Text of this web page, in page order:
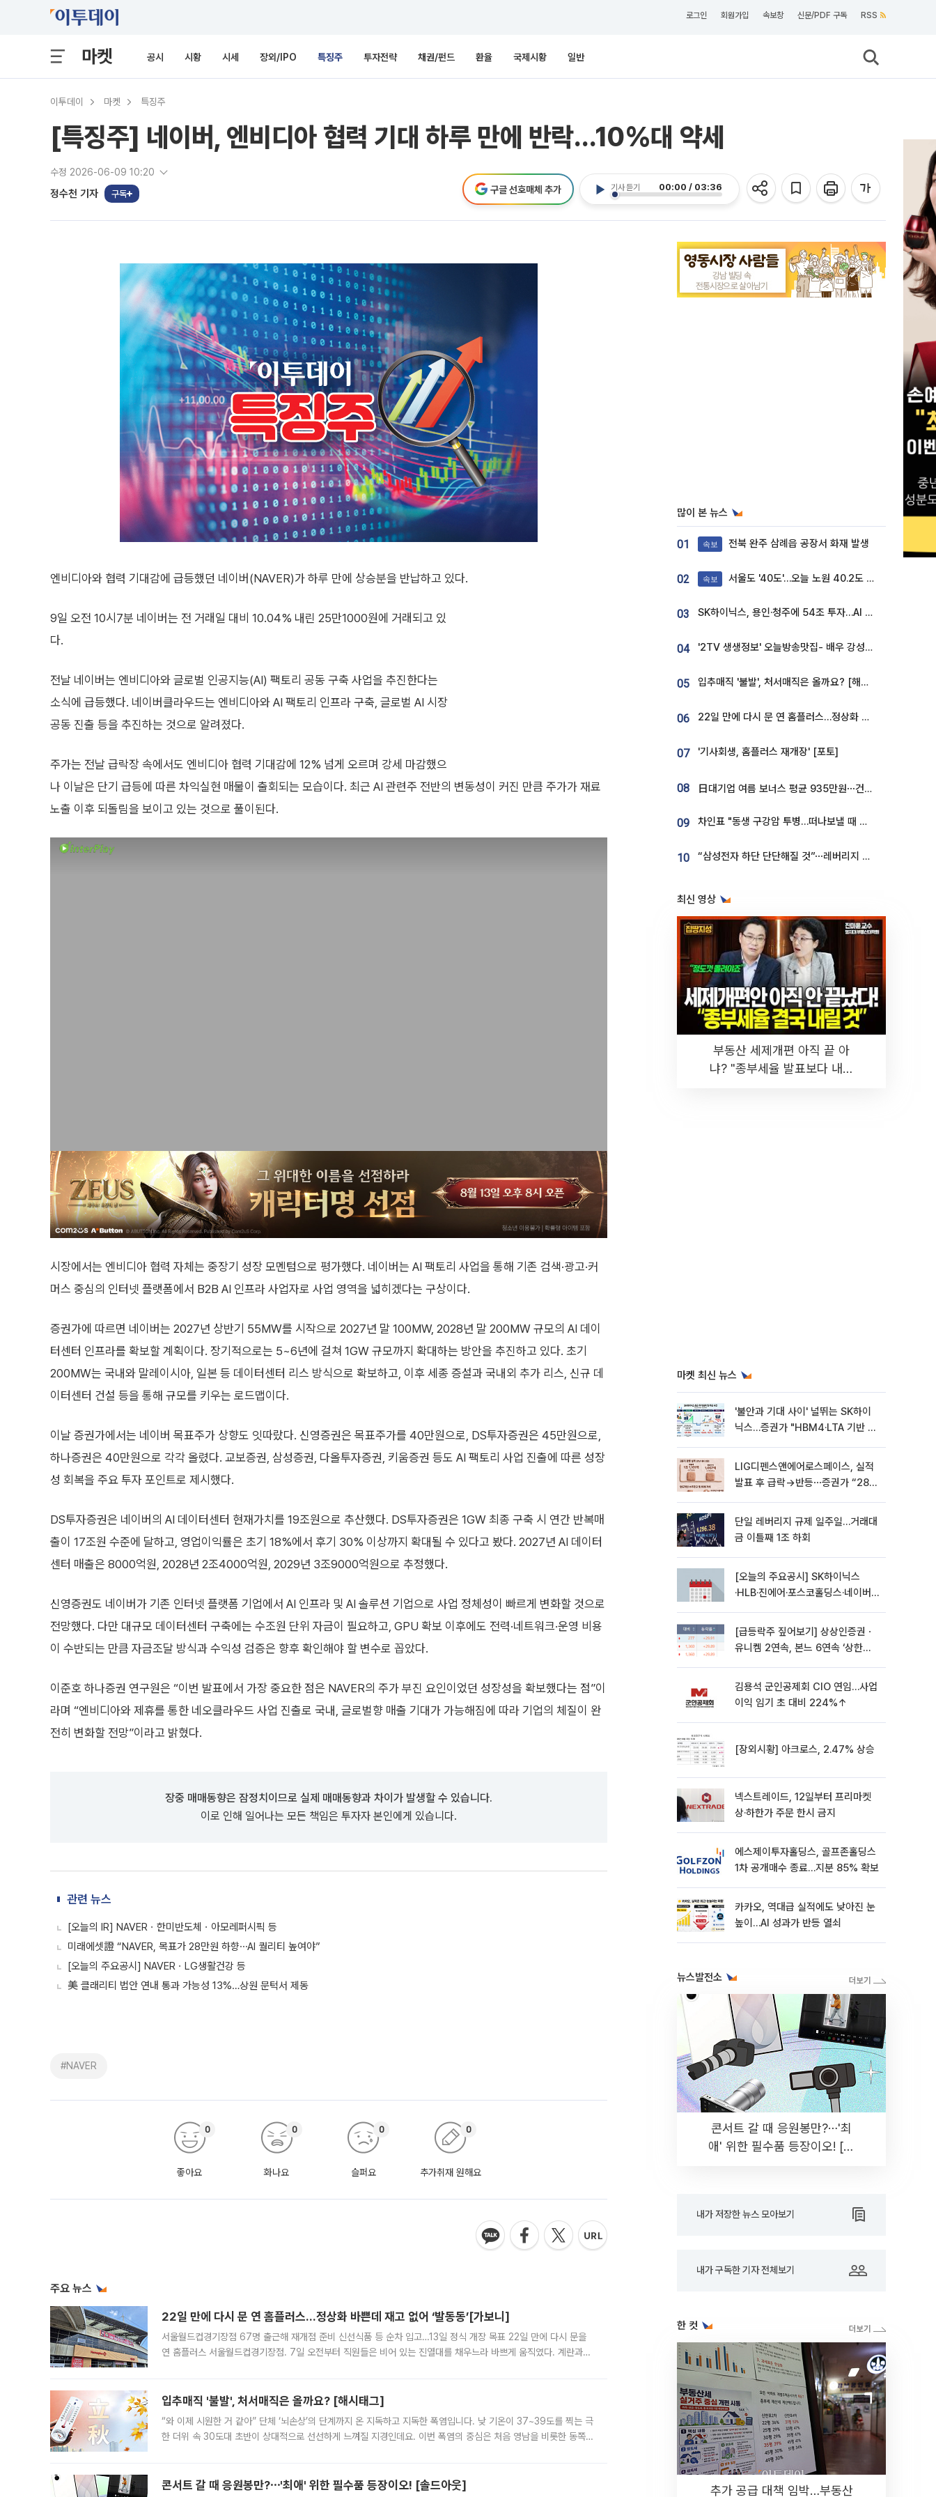
로그인 회원가입 속보창 신문/PDF 구독 RSS
마켓 공시 시황 시세 장외/IPO 특징주 투자전략 채권/펀드 환율 국제시황 일반
이투데이 마켓 특징주
[특징주] 네이버, 엔비디아 협력 기대 하루 만에 반락…10%대 약세
수정 2026-06-09 10:20
정수천 기자 구독
기사 듣기 00:00 / 03:36
구글 선호매체 추가
엔비디아와 협력 기대감에 급등했던 네이버(NAVER)가 하루 만에 상승분을 반납하고 있다.
9일 오전 10시7분 네이버는 전 거래일 대비 10.04% 내린 25만1000원에 거래되고 있
다.
전날 네이버는 엔비디아와 글로벌 인공지능(AI) 팩토리 공동 구축 사업을 추진한다는
소식에 급등했다. 네이버클라우드는 엔비디아와 AI 팩토리 인프라 구축, 글로벌 AI 시장
공동 진출 등을 추진하는 것으로 알려졌다.
주가는 전날 급락장 속에서도 엔비디아 협력 기대감에 12% 넘게 오르며 강세 마감했으
나 이날은 단기 급등에 따른 차익실현 매물이 출회되는 모습이다. 최근 AI 관련주 전반의 변동성이 커진 만큼 주가가 재료
노출 이후 되돌림을 보이고 있는 것으로 풀이된다.
시장에서는 엔비디아 협력 자체는 중장기 성장 모멘텀으로 평가했다. 네이버는 AI 팩토리 사업을 통해 기존 검색·광고·커
머스 중심의 인터넷 플랫폼에서 B2B AI 인프라 사업자로 사업 영역을 넓히겠다는 구상이다.
증권가에 따르면 네이버는 2027년 상반기 55MW를 시작으로 2027년 말 100MW, 2028년 말 200MW 규모의 AI 데이
터센터 인프라를 확보할 계획이다. 장기적으로는 5~6년에 걸쳐 1GW 규모까지 확대하는 방안을 추진하고 있다. 초기
200MW는 국내와 말레이시아, 일본 등 데이터센터 리스 방식으로 확보하고, 이후 세종 증설과 국내외 추가 리스, 신규 데
이터센터 건설 등을 통해 규모를 키우는 로드맵이다.
이날 증권가에서는 네이버 목표주가 상향도 잇따랐다. 신영증권은 목표주가를 40만원으로, DS투자증권은 45만원으로,
하나증권은 40만원으로 각각 올렸다. 교보증권, 삼성증권, 다올투자증권, 키움증권 등도 AI 팩토리 사업 진출에 따른 성장
성 회복을 주요 투자 포인트로 제시했다.
DS투자증권은 네이버의 AI 데이터센터 현재가치를 19조원으로 추산했다. DS투자증권은 1GW 최종 구축 시 연간 반복매
출이 17조원 수준에 달하고, 영업이익률은 초기 18%에서 후기 30% 이상까지 확대될 수 있다고 봤다. 2027년 AI 데이터
센터 매출은 8000억원, 2028년 2조4000억원, 2029년 3조9000억원으로 추정했다.
신영증권도 네이버가 기존 인터넷 플랫폼 기업에서 AI 인프라 및 AI 솔루션 기업으로 사업 정체성이 빠르게 변화할 것으로
전망했다. 다만 대규모 데이터센터 구축에는 수조원 단위 자금이 필요하고, GPU 확보 이후에도 전력·네트워크·운영 비용
이 수반되는 만큼 자금조달 방식과 수익성 검증은 향후 확인해야 할 변수로 꼽았다.
이준호 하나증권 연구원은 “이번 발표에서 가장 중요한 점은 NAVER의 주가 부진 요인이었던 성장성을 확보했다는 점”이
라며 “엔비디아와 제휴를 통한 네오클라우드 사업 진출로 국내, 글로벌향 매출 기대가 가능해짐에 따라 기업의 체질이 완
전히 변화할 전망”이라고 밝혔다.
장중 매매동향은 잠정치이므로 실제 매매동향과 차이가 발생할 수 있습니다.
이로 인해 일어나는 모든 책임은 투자자 본인에게 있습니다.
관련 뉴스
[오늘의 IR] NAVERㆍ한미반도체ㆍ아모레퍼시픽 등
미래에셋證 “NAVER, 목표가 28만원 하향⋯AI 퀄리티 높여야”
[오늘의 주요공시] NAVERㆍLG생활건강 등
美 클래리티 법안 연내 통과 가능성 13%…상원 문턱서 제동
#NAVER
좋아요
0
화나요
0
슬퍼요
0
추가취재 원해요
0
주요 뉴스
22일 만에 다시 문 연 홈플러스…정상화 바쁜데 재고 없어 ‘발동동’[가보니]
서울월드컵경기장점 67명 출근해 재개점 준비 신선식품 등 순차 입고…13일 정식 개장 목표 22일 만에 다시 문을
연 홈플러스 서울월드컵경기장점. 7일 오전부터 직원들은 비어 있는 진열대를 채우느라 바쁘게 움직였다. 계란과
입추매직 '불발', 처서매직은 올까요? [해시태그]
“와 이제 시원한 거 같아” 단체 ‘뇌손상’의 단계까지 온 지독하고 지독한 폭염입니다. 낮 기온이 37~39도를 찍는 극
한 더위 속 30도대 초반이 상대적으로 선선하게 느껴질 지경인데요. 이번 폭염의 중심은 처음 영남을 비롯한 동쪽
콘서트 갈 때 응원봉만?⋯'최애' 위한 필수품 등장이오! [솔드아웃]
많이 본 뉴스
01 속보 전북 완주 삼례읍 공장서 화재 발생
02 속보 서울도 '40도'…오늘 노원 40.2도 기록
03 SK하이닉스, 용인·청주에 54조 투자…AI 메모리 생산기지 키운다
04 '2TV 생생정보' 오늘방송맛집- 배우 강성진 단골! 쌀국수ㆍ푸팟퐁 커리 맛집 '블○○○'
05 입추매직 '불발', 처서매직은 올까요? [해시태그]
06 22일 만에 다시 문 연 홈플러스…정상화 바쁜데 재고 없어 ‘발동동’[가보니]
07 '기사회생, 홈플러스 재개장' [포토]
08 日대기업 여름 보너스 평균 935만원⋯건설회사 1800만 넘어
09 차인표 "동생 구강암 투병…떠나보낼 때 가장 힘들었다”
10 “삼성전자 하단 단단해질 것”⋯레버리지 규제에 쏠림 완화 [찐코노미]
최신 영상
부동산 세제개편 아직 끝 아
냐? "종부세율 발표보다 내릴
마켓 최신 뉴스
'불안과 기대 사이' 널뛰는 SK하이
닉스…증권가 "HBM4·LTA 기반 펀
LIG디펜스앤에어로스페이스, 실적
발표 후 급락→반등⋯증권가 “28년
단일 레버리지 규제 일주일…거래대
금 이틀째 1조 하회
[오늘의 주요공시] SK하이닉스
·HLB·진에어·포스코홀딩스·네이버·
[급등락주 짚어보기] 상상인증권ㆍ
유니켐 2연속, 본느 6연속 ‘상한
김용석 군인공제회 CIO 연임…사업
이익 임기 초 대비 224%↑
[장외시황] 아크로스, 2.47% 상승
넥스트레이드, 12일부터 프리마켓
상·하한가 주문 한시 금지
에스제이투자홀딩스, 골프존홀딩스
1차 공개매수 종료…지분 85% 확보
카카오, 역대급 실적에도 낮아진 눈
높이…AI 성과가 반등 열쇠
뉴스발전소
콘서트 갈 때 응원봉만?⋯'최
애' 위한 필수품 등장이오! [솔
내가 저장한 뉴스 모아보기
내가 구독한 기자 전체보기
한 컷
추가 공급 대책 임박…부동산